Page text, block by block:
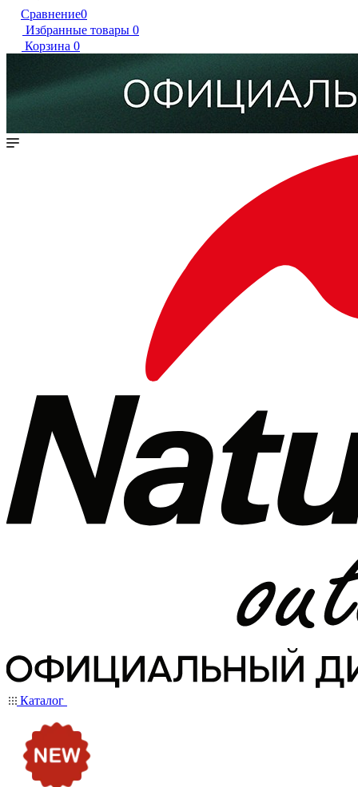
Сравнение0
Избранные товары 0
Корзина 0
Каталог